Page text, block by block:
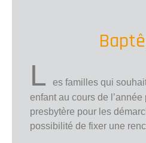
L
es familles qui
enfant au cours de
presbytère pour les
possibilité de fixer une